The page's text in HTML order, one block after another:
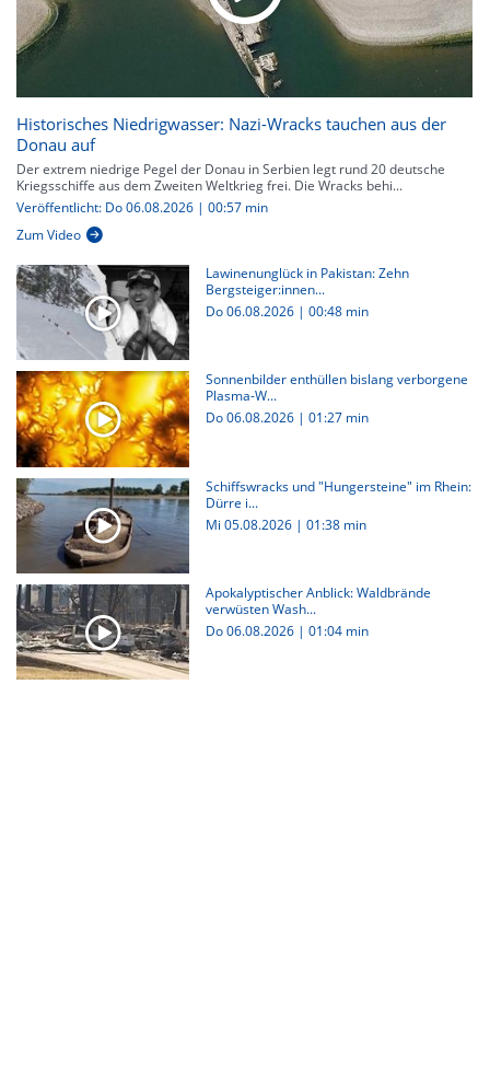
Historisches Niedrigwasser: Nazi-Wracks tauchen aus der
Donau auf
Der extrem niedrige Pegel der Donau in Serbien legt rund 20 deutsche
Kriegsschiffe aus dem Zweiten Weltkrieg frei. Die Wracks behi...
Veröffentlicht: Do 06.08.2026 | 00:57 min
Zum Video
Lawinenunglück in Pakistan: Zehn
Bergsteiger:innen...
Do 06.08.2026 | 00:48 min
Sonnenbilder enthüllen bislang verborgene
Plasma-W...
Do 06.08.2026 | 01:27 min
Schiffswracks und "Hungersteine" im Rhein:
Dürre i...
Mi 05.08.2026 | 01:38 min
Apokalyptischer Anblick: Waldbrände
verwüsten Wash...
Do 06.08.2026 | 01:04 min